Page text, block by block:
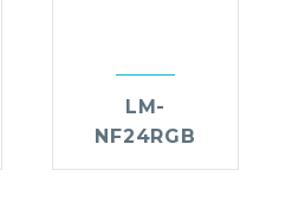
LM-
NF24RGB